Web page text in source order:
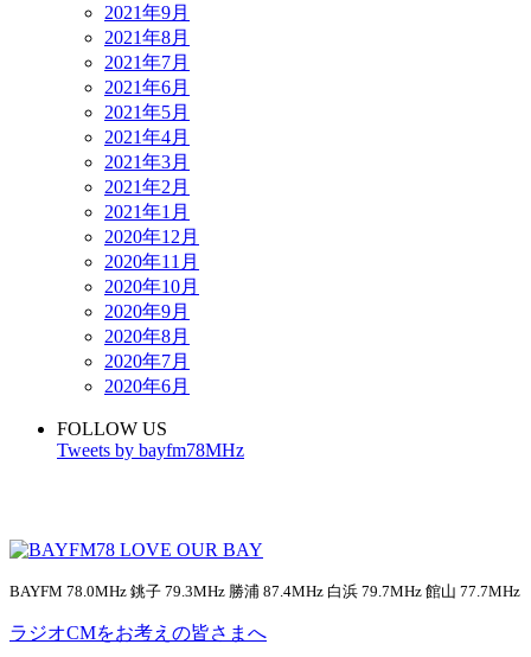
2021年9月
2021年8月
2021年7月
2021年6月
2021年5月
2021年4月
2021年3月
2021年2月
2021年1月
2020年12月
2020年11月
2020年10月
2020年9月
2020年8月
2020年7月
2020年6月
FOLLOW US
Tweets by bayfm78MHz
BAYFM 78.0MHz 銚子 79.3MHz 勝浦 87.4MHz 白浜 79.7MHz 館山 77.7MHz
ラジオCMをお考えの皆さまへ